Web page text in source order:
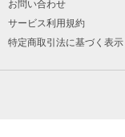
お問い合わせ
サービス利用規約
特定商取引法に基づく表示